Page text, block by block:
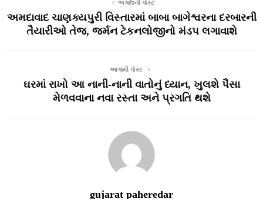
અગાઉની પોસ્ટ
અમદાવાદ ચાણક્યપુરી વિસ્તારમાં બાબા બાગેશ્વરના દરબારની
તૈયારીઓ તેજ, જર્મન ટેકનલોજીનો મંડપ લગાવાશે
આગામી પોસ્ટ
ઘરમાં રાખો આ નાની-નાની વાતોનું ધ્યાન, ખુલશે પૈસા
મેળવવાના નવા રસ્તા અને પ્રગતિ થશે
gujarat paheredar